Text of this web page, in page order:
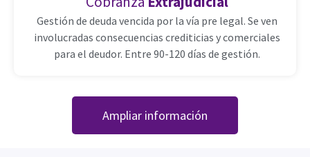
Gestión de deuda vencida por la vía pre legal. Se ven
involucradas consecuencias crediticias y comerciales
para el deudor. Entre 90-120 días de gestión.
Ampliar información